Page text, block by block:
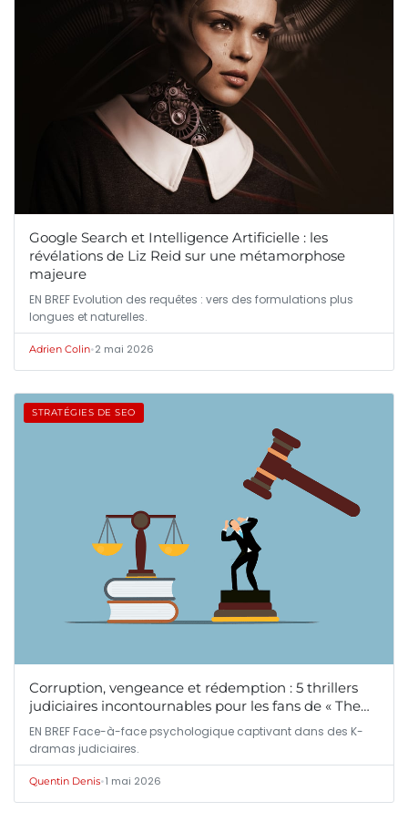
Google Search et Intelligence Artificielle : les
révélations de Liz Reid sur une métamorphose
majeure
EN BREF Evolution des requêtes : vers des formulations plus
longues et naturelles.
Adrien Colin•2 mai 2026
STRATÉGIES DE SEO
Corruption, vengeance et rédemption : 5 thrillers
judiciaires incontournables pour les fans de « The…
EN BREF Face-à-face psychologique captivant dans des K-
dramas judiciaires.
Quentin Denis•1 mai 2026